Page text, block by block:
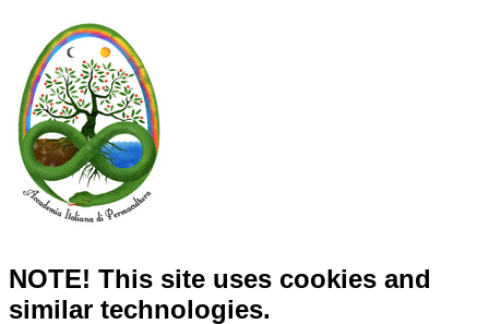
NOTE! This site uses cookies and
similar technologies.